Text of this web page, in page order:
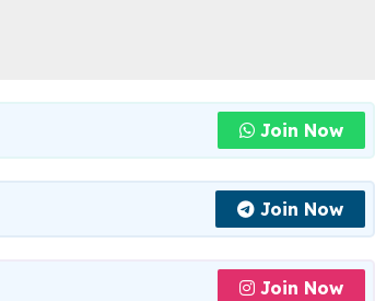
Join Now
Join Now
Join Now